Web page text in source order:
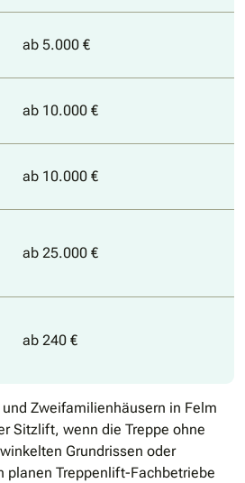
ab 5.000 €
ab 10.000 €
ab 10.000 €
ab 25.000 €
ab 240 €
Zweifamilienhäusern in Felm
Sitzlift, wenn die Treppe ohne
Grundrissen oder
planen Treppenlift-Fachbetriebe